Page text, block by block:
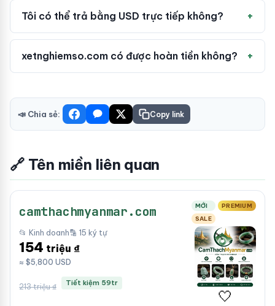
Tôi có thể trả bằng USD trực tiếp không?
xetnghiemso.com có được hoàn tiền không?
📣 Chia sẻ: Copy link
🔗 Tên miền liên quan
camthachmyanmar.com MỚI
PREMIUM
SALE
📂 Kinh doanh🔡 15 ký tự
154 triệu ₫
≈ $5,800 USD
213 triệu ₫ Tiết kiệm 59tr
🤍